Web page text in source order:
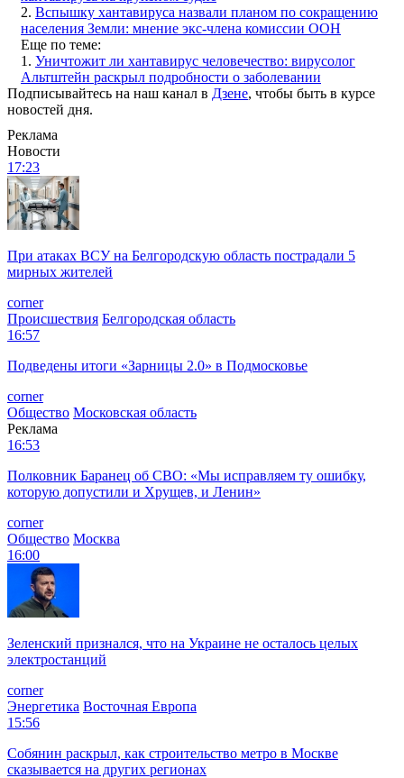
2. Вспышку хантавируса назвали планом по сокращению
населения Земли: мнение экс-члена комиссии ООН
Еще по теме:
1. Уничтожит ли хантавирус человечество: вирусолог
Альтштейн раскрыл подробности о заболевании
Подписывайтесь на наш канал в Дзене, чтобы быть в курсе
новостей дня.
Реклама
Новости
17:23
При атаках ВСУ на Белгородскую область пострадали 5
мирных жителей
corner
Происшествия Белгородская область
16:57
Подведены итоги «Зарницы 2.0» в Подмосковье
corner
Общество Московская область
Реклама
16:53
Полковник Баранец об СВО: «Мы исправляем ту ошибку,
которую допустили и Хрущев, и Ленин»
corner
Общество Москва
16:00
Зеленский признался, что на Украине не осталось целых
электростанций
corner
Энергетика Восточная Европа
15:56
Собянин раскрыл, как строительство метро в Москве
сказывается на других регионах